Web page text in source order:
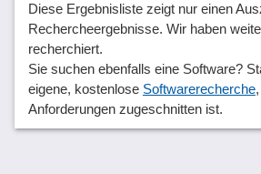
Diese Ergebnisliste zeigt nur einen
Rechercheergebnisse. Wir haben
recherchiert.
Sie suchen ebenfalls eine Software?
eigene, kostenlose Softwarerecherche
Anforderungen zugeschnitten ist.